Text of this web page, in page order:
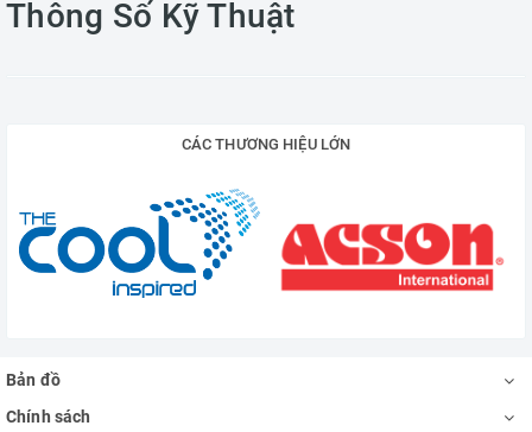
Thông Số Kỹ Thuật
CÁC THƯƠNG HIỆU LỚN
Bản đồ
Chính sách